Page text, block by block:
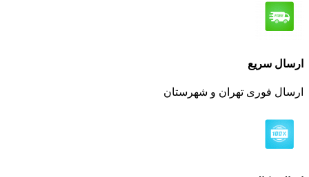
ارسال سریع
ارسال فوری تهران و شهرستان